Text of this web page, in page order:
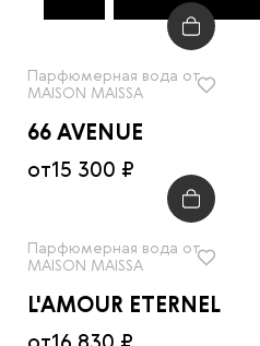
Парфюмерная вода от
MAISON MAISSA
66 AVENUE
от15 300 ₽
Парфюмерная вода от
MAISON MAISSA
L'AMOUR ETERNEL